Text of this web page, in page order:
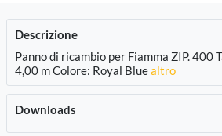
Descrizione
Panno di ricambio per Fiamma ZIP. 400
4,00 m Colore: Royal Bluealtro
Downloads